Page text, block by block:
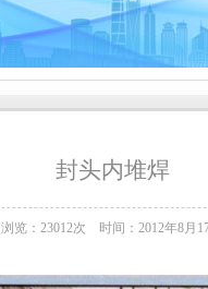
封头内堆焊
浏览：23012次 时间：2012年8月